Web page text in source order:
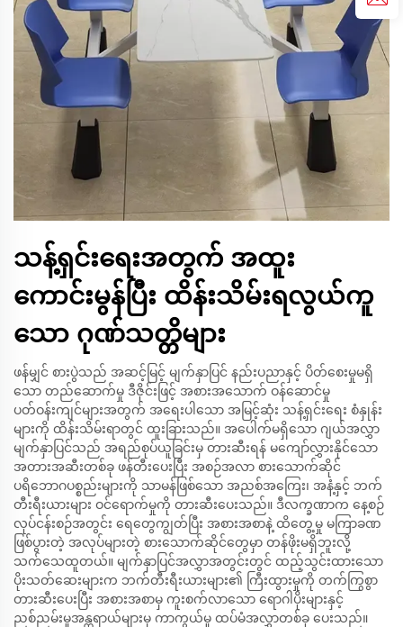
သန့်ရှင်းရေးအတွက် အထူး
ကောင်းမွန်ပြီး ထိန်းသိမ်းရလွယ်ကူ
သော ဂုဏ်သတ္တိများ
ဖန်မျှင် စားပွဲသည် အဆင့်မြင့် မျက်နှာပြင် နည်းပညာနှင့် ပိတ်စေးမှုမရှိ
သော တည်ဆောက်မှု ဒီဇိုင်းဖြင့် အစားအသောက် ဝန်ဆောင်မှု
ပတ်ဝန်းကျင်များအတွက် အရေးပါသော အမြင့်ဆုံး သန့်ရှင်းရေး စံနှုန်း
များကို ထိန်းသိမ်းရာတွင် ထူးခြားသည်။ အပေါက်မရှိသော ဂျယ်အလွှာ
မျက်နှာပြင်သည် အရည်စုပ်ယူခြင်းမှ တားဆီးရန် မကျော်လွှားနိုင်သော
အတားအဆီးတစ်ခု ဖန်တီးပေးပြီး အစဉ်အလာ စားသောက်ဆိုင်
ပရိဘောဂပစ္စည်းများကို သာမန်ဖြစ်သော အညစ်အကြေး၊ အနံ့နှင့် ဘက်
တီးရီးယားများ ဝင်ရောက်မှုကို တားဆီးပေးသည်။ ဒီလက္ခဏာက နေ့စဉ်
လုပ်ငန်းစဉ်အတွင်း ရေတွေကျွတ်ပြီး အစားအစာနဲ့ ထိတွေ့မှု မကြာခဏ
ဖြစ်ပွားတဲ့ အလုပ်များတဲ့ စားသောက်ဆိုင်တွေမှာ တန်ဖိုးမရှိဘူးလို့
သက်သေထူတယ်။ မျက်နှာပြင်အလွှာအတွင်းတွင် ထည့်သွင်းထားသော
ပိုးသတ်ဆေးများက ဘက်တီးရီးယားများ၏ ကြီးထွားမှုကို တက်ကြွစွာ
တားဆီးပေးပြီး အစားအစာမှ ကူးစက်လာသော ရောဂါပိုးများနှင့်
ညစ်ညမ်းမှုအန္တရာယ်များမှ ကာကွယ်မှု ထပ်မံအလွှာတစ်ခု ပေးသည်။